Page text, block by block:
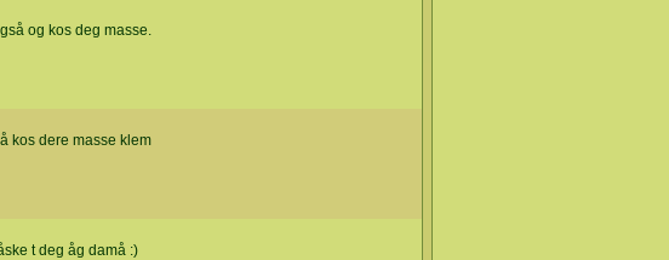
og kos deg masse.
kos dere masse klem
t deg åg damå :)